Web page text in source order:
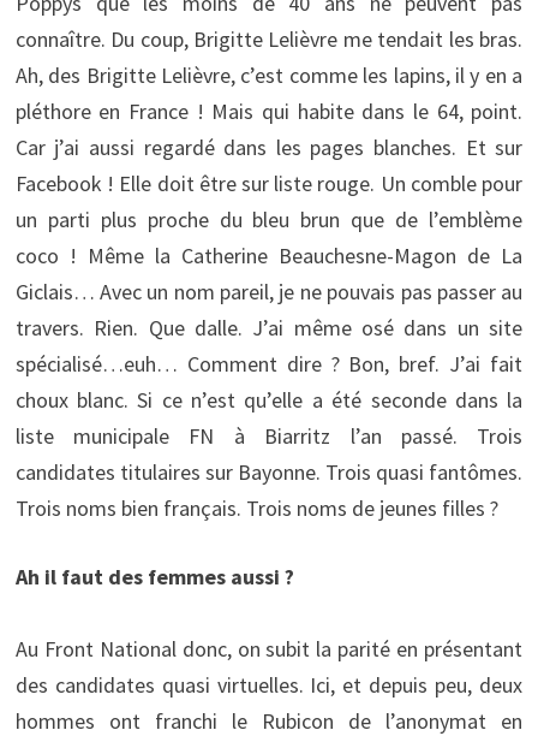
connaître. Du coup, Brigitte Lelièvre me tendait les bras.
Ah, des Brigitte Lelièvre, c’est comme les lapins, il y en a
pléthore en France ! Mais qui habite dans le 64, point.
Car j’ai aussi regardé dans les pages blanches. Et sur
Facebook ! Elle doit être sur liste rouge. Un comble pour
un parti plus proche du bleu brun que de l’emblème
coco ! Même la Catherine Beauchesne-Magon de La
Giclais… Avec un nom pareil, je ne pouvais pas passer au
travers. Rien. Que dalle. J’ai même osé dans un site
spécialisé…euh… Comment dire ? Bon, bref. J’ai fait
choux blanc. Si ce n’est qu’elle a été seconde dans la
liste municipale FN à Biarritz l’an passé. Trois
candidates titulaires sur Bayonne. Trois quasi fantômes.
Trois noms bien français. Trois noms de jeunes filles ?
Ah il faut des femmes aussi ?
Au Front National donc, on subit la parité en présentant
des candidates quasi virtuelles. Ici, et depuis peu, deux
hommes ont franchi le Rubicon de l’anonymat en